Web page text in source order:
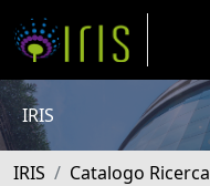
IRIS
IRIS Catalogo Ricerca